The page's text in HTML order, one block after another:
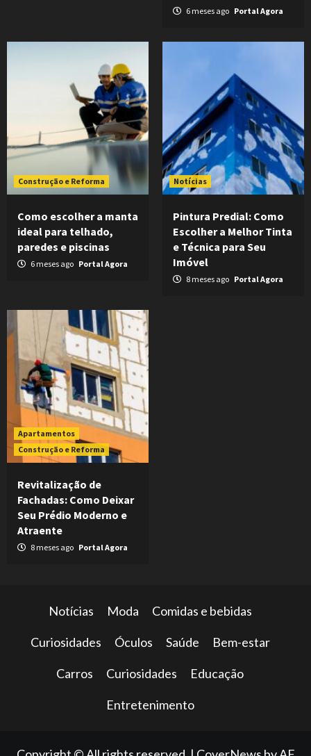
6 meses ago Portal Agora
Construção e Reforma
Como escolher a manta
ideal para telhado,
paredes e piscinas
6 meses ago Portal Agora
Notícias
Pintura Predial: Como
Escolher a Melhor Tinta
e Técnica para Seu
Imóvel
8 meses ago Portal Agora
Apartamentos
Construção e Reforma
Revitalização de
Fachadas: Como Deixar
Seu Prédio Moderno e
Atraente
8 meses ago Portal Agora
Notícias Moda Comidas e bebidas
Curiosidades Óculos Saúde Bem-estar
Carros Curiosidades Educação
Entretenimento